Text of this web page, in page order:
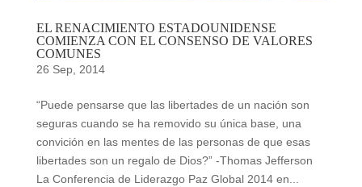
EL RENACIMIENTO ESTADOUNIDENSE
COMIENZA CON EL CONSENSO DE VALORES
COMUNES
26 Sep, 2014
“Puede pensarse que las libertades de un nación son
seguras cuando se ha removido su única base, una
convición en las mentes de las personas de que esas
libertades son un regalo de Dios?” -Thomas Jefferson
La Conferencia de Liderazgo Paz Global 2014 en...